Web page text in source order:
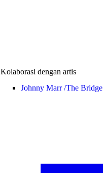
Kolaborasi dengan artis
Johnny Marr /The Bridge